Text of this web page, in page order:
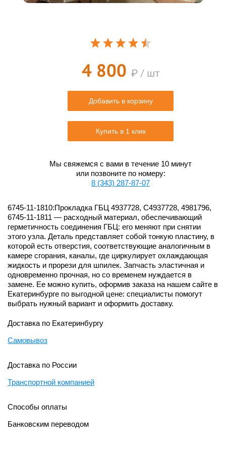
4 800 ₽ / шт
Добавить в корзину
Купить в 1 клик
Мы свяжемся с вами в течение 10 минут
или позвоните по номеру:
8 (343) 287-87-07
6745-11-1810:Прокладка ГБЦ 4937728, С4937728, 4981796,
6745-11-1811 — расходный материал, обеспечивающий
герметичность соединения ГБЦ: его меняют при снятии
этого узла. Деталь представляет собой тонкую пластину, в
которой есть отверстия, соответствующие аналогичным в
камере сгорания, каналы, где циркулирует охлаждающая
жидкость и прорези для шпилек. Запчасть эластичная и
одновременно прочная, но со временем нуждается в
замене. Ее можно купить, оформив заказа на нашем сайте в
Екатеринбурге по выгодной цене: специалисты помогут
выбрать нужный вариант и оформить доставку.
Доставка по Екатеринбургу
Самовывоз
Доставка по России
Транспортной компанией
Способы оплаты
Банковским переводом